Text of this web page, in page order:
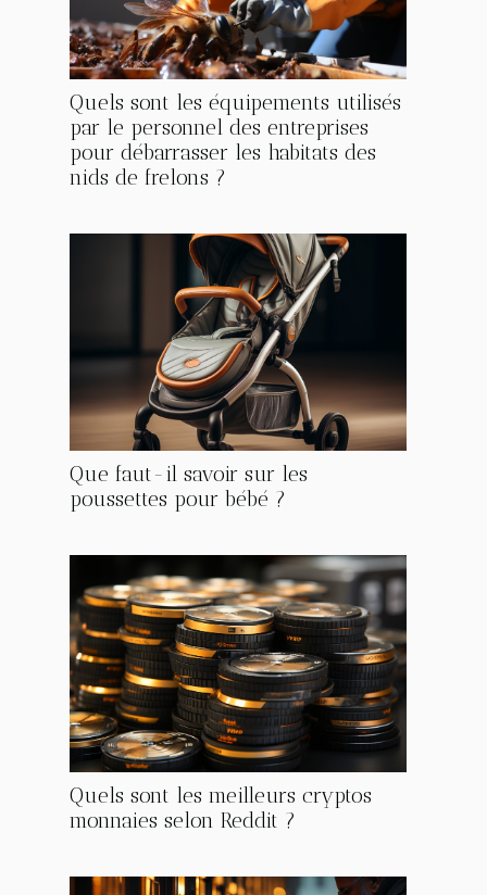
Quels sont les équipements utilisés
par le personnel des entreprises
pour débarrasser les habitats des
nids de frelons ?
Que faut-il savoir sur les
poussettes pour bébé ?
Quels sont les meilleurs cryptos
monnaies selon Reddit ?